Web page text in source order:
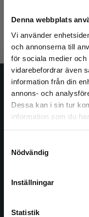
Denna webbplats
Vi använder
och annonserna till
för sociala medier
vidarebefordrar även
information från din
annons- och
Dessa kan i sin tur
information som du
Nödvändig
Inställningar
Statistik
Det verkar som
Vi erbjuder inte
att kunna slutföra
353 krinkl.
Studentlitteratur
ledande
facklitteratur,
informationstjänster i
längs hela
Kontakta oss